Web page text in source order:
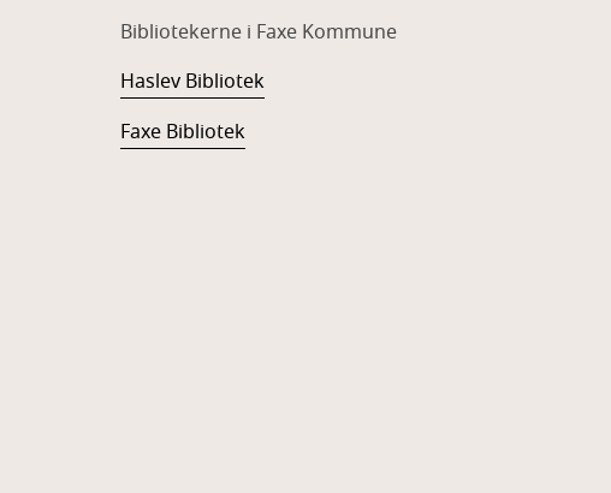
Bibliotekerne i Faxe Kommune
Haslev Bibliotek
Faxe Bibliotek